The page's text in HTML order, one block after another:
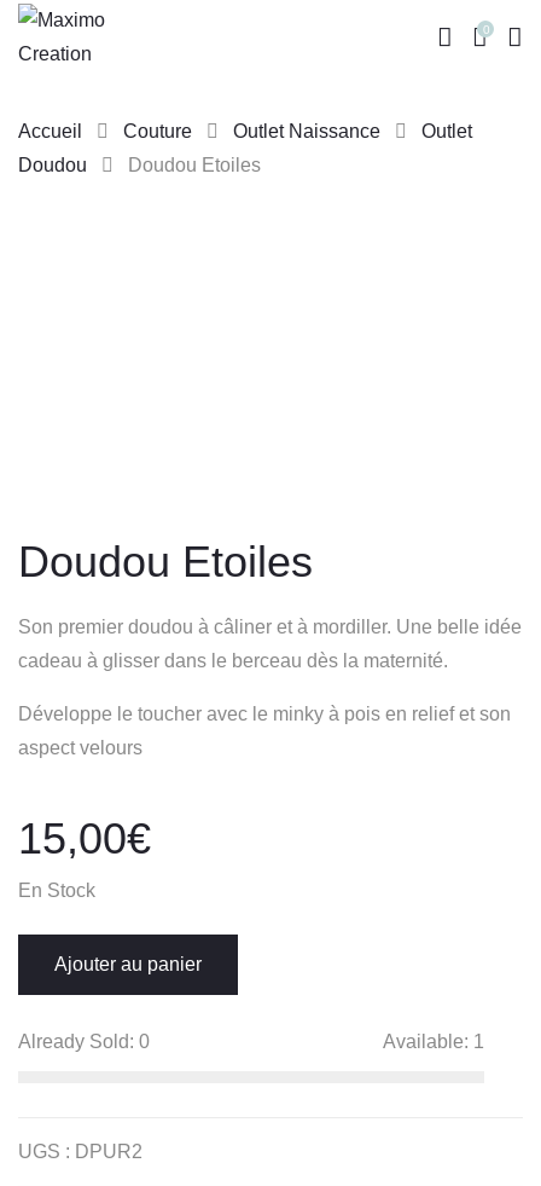
0
Accueil Couture Outlet Naissance
Outlet
Doudou
Doudou Etoiles
Doudou Etoiles
Son premier doudou à câliner et à mordiller. Une belle idée
cadeau à glisser dans le berceau dès la maternité.
Développe le toucher avec le minky à pois en relief et son
aspect velours
15,00€
En Stock
Ajouter au panier
Already Sold: 0 Available: 1
UGS : DPUR2